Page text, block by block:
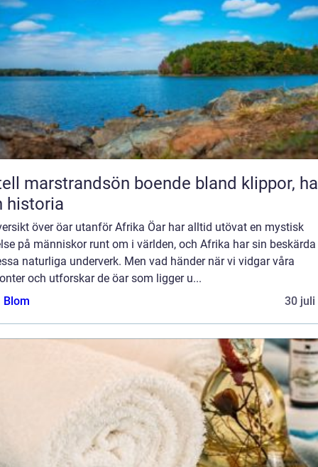
boende bland klippor, hav
historia
över öar utanför Afrika Öar har alltid utövat en mystisk
på människor runt om i världen, och Afrika har sin beskärda
naturliga underverk. Men vad händer när vi vidgar våra
och utforskar de öar som ligger u...
Blom
30 juli